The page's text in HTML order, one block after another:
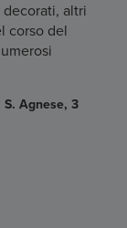
altri
corso del
Agnese, 3